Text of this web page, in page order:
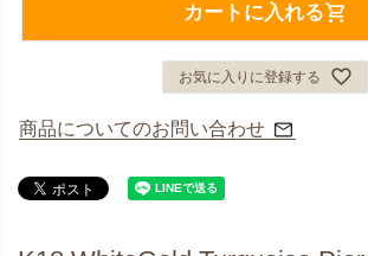
カートに入れる
お気に入りに登録する
商品についてのお問い合わせ